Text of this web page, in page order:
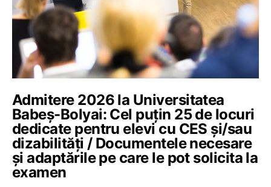
Admitere 2026 la Universitatea
Babeș-Bolyai: Cel puțin 25 de locuri
dedicate pentru elevi cu CES și/sau
dizabilități / Documentele necesare
și adaptările pe care le pot solicita la
examen